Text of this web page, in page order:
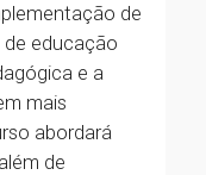
de
educação
e a
mais
abordará
de